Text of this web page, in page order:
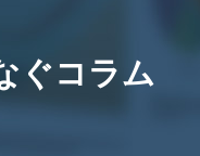
ぐコラム